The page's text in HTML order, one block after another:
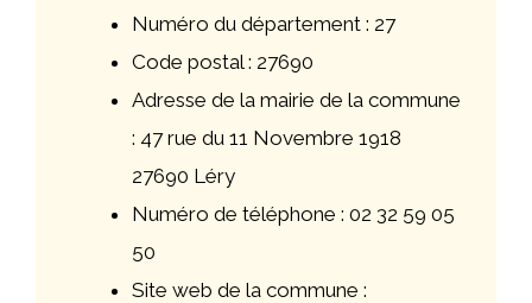
Numéro du département : 27
Code postal : 27690
Adresse de la mairie de la commune
: 47 rue du 11 Novembre 1918
27690 Léry
Numéro de téléphone : 02 32 59 05
50
Site web de la commune :